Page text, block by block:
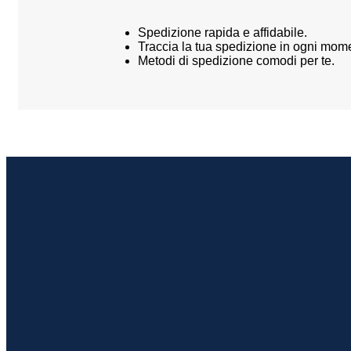
Spedizione rapida e affidabile.
Traccia la tua spedizione in ogni
Metodi di spedizione comodi per te.